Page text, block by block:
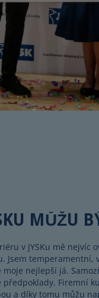
MŮŽU
v JYSKu mě
Jsem temperamentní,
moje nejlepší já.
předpoklady. Firemní
a díky tomu můžu